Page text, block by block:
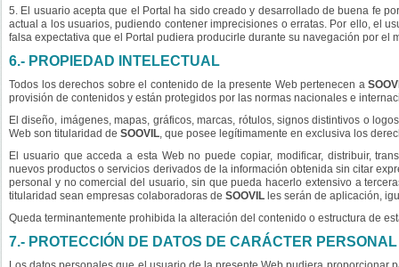
5. El usuario acepta que el Portal ha sido creado y desarrollado de buena fe
actual a los usuarios, pudiendo contener imprecisiones o erratas. Por ello, el
falsa expectativa que el Portal pudiera producirle durante su navegación por el
6.- PROPIEDAD INTELECTUAL
Todos los derechos sobre el contenido de la presente Web pertenecen a
provisión de contenidos y están protegidos por las normas nacionales e
El diseño, imágenes, mapas, gráficos, marcas, rótulos, signos distintivos o
Web son titularidad de SOOVIL, que posee legítimamente en exclusiva los
El usuario que acceda a esta Web no puede copiar, modificar, distribuir,
nuevos productos o servicios derivados de la información obtenida sin citar
personal y no comercial del usuario, sin que pueda hacerlo extensivo a
titularidad sean empresas colaboradoras de SOOVIL les serán de aplicación,
Queda terminantemente prohibida la alteración del contenido o estructura de
7.- PROTECCIÓN DE DATOS DE CARÁCTER PERSONAL